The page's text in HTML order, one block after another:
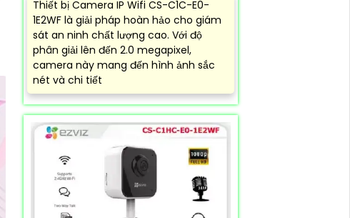
Thiết bị Camera IP Wifi CS-C1C-E0-
1E2WF là giải pháp hoàn hảo cho giám
sát an ninh chất lượng cao. Với độ
phân giải lên đến 2.0 megapixel,
camera này mang đến hình ảnh sắc
nét và chi tiết